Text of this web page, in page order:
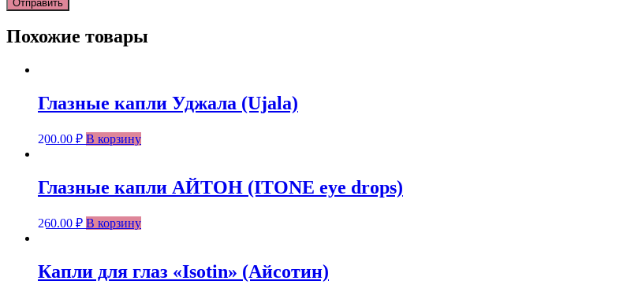
Похожие товары
Глазные капли Уджала (Ujala)
200.00 ₽ В корзину
Глазные капли АЙТОН (ITONE eye drops)
260.00 ₽ В корзину
Капли для глаз «Isotin» (Айсотин)